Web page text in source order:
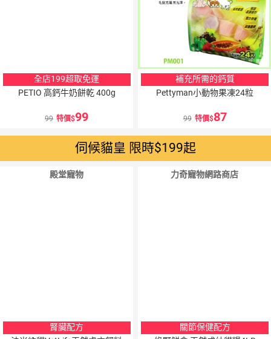
全店199超取免運
PETIO 高鈣牛奶餅乾 400g
99 特價 99
補充所需的鈣質
Pettyman小動物果凍24粒
99 特價 87
伺候貓皇 限時$199起
殿堂寵物
腎臟配方
力奇寵物網路商店
關節保健配方